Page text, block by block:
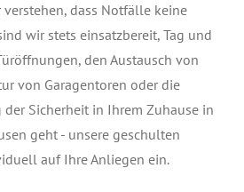
verstehen, dass Notfälle keine
wir stets einsatzbereit, Tag und
den Austausch von
von Garagentoren oder die
Sicherheit in Ihrem Zuhause in
geht - unsere geschulten
auf Ihre Anliegen ein.